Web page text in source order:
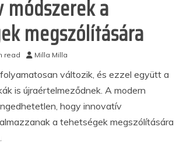
a
megszólítására
read Milla Milla
változik, és ezzel együtt a
is újraértelmeződnek. A modern
hogy innovatív
a tehetségek megszólítására